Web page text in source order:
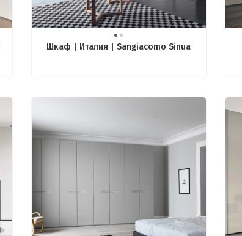
Шкаф | Италия | Sangiacomo Sinua